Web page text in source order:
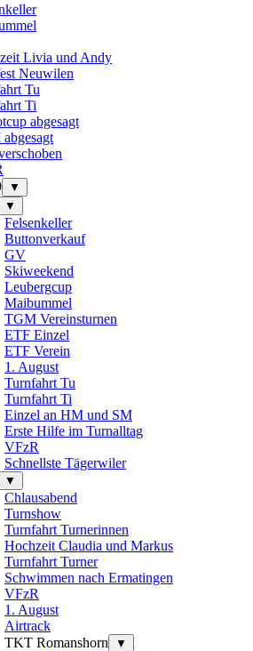
Livia und Andy
Neuwilen
Tu
Ti
abgesagt
▼
▼
Felsenkeller
Buttonverkauf
GV
Skiweekend
Leubergcup
Maibummel
TGM Vereinsturnen
ETF Einzel
ETF Verein
1. August
Turnfahrt Tu
Turnfahrt Ti
Einzel an HM und SM
Erste Hilfe im Turnalltag
VFzR
Schnellste Tägerwiler
▼
Chlausabend
Turnshow
Turnfahrt Turnerinnen
Hochzeit Claudia und Markus
Turnfahrt Turner
Schwimmen nach Ermatingen
VFzR
1. August
Airtrack
TKT Romanshorn
▼